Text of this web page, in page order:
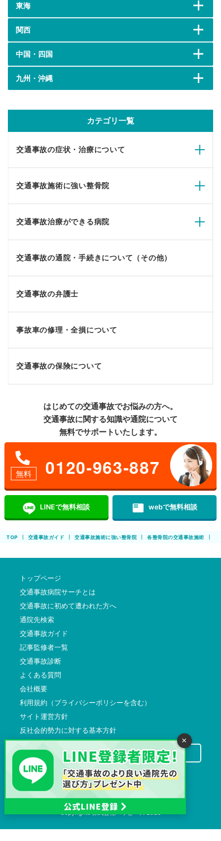
東海
関西
中国・四国
九州・沖縄
カテゴリ一覧
交通事故の症状・治療について
交通事故施術に強い整骨院
交通事故治療ができる病院
交通事故の通院・手続きについて（その他）
交通事故の弁護士
事故車の修理・全損について
交通事故の保険について
はじめての交通事故でお悩みの方へ。
交通事故に関する知識や通院について
無料でサポートいたします。
無料 0120-963-887
LINEで無料相談 featured_play_list webで無料相談
TOP 交通事故ガイド 交通事故施術に強い整骨院 各整骨院の交通事故施術
トップページ
交通事故病院サーチとは
交通事故に初めて遭われた方へ
通院先検索
交通事故ガイド
記事監修者一覧
交通事故診断
よくある質問
会社概要
利用規約（プライバシーポリシーを含む）
サイト運営方針
反社会的勢力に対する基本方針
交通事故病院サーチに掲載希望の先生方へ
Copyrights株式会社ハッピーズ2026
×